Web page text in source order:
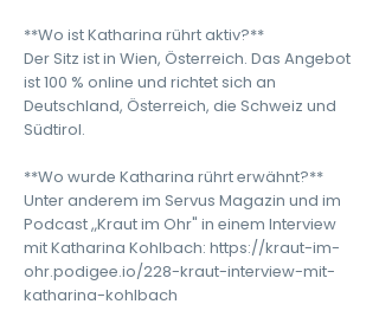
**Wo ist Katharina rührt aktiv?**
Der Sitz ist in Wien, Österreich. Das Angebot
ist 100 % online und richtet sich an
Deutschland, Österreich, die Schweiz und
Südtirol.
**Wo wurde Katharina rührt erwähnt?**
Unter anderem im Servus Magazin und im
Podcast „Kraut im Ohr" in einem Interview
mit Katharina Kohlbach: https://kraut-im-
ohr.podigee.io/228-kraut-interview-mit-
katharina-kohlbach